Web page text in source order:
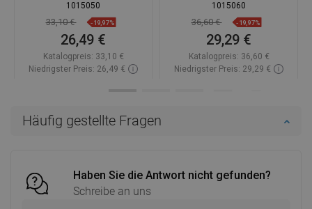
Häufig gestellte Fragen
Haben Sie die Antwort nicht gefunden?
Schreibe an uns
1015050
33,10 € -19,97%
26,49 €
Katalogpreis: 33,10 €
Niedrigster Preis: 26,49 €
1015060
36,60 € -19,97%
29,29 €
Katalogpreis: 36,60 €
Niedrigster Preis: 29,29 €